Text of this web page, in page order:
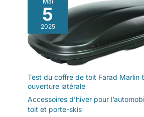
5
2025
Test du coffre de toit Farad Marlin
ouverture latérale
Accessoires d’hiver pour
toit et porte-skis